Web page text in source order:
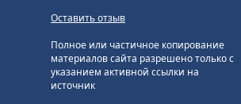
Оставить отзыв
Полное или частичное копирование
материалов сайта разрешено только с
указанием активной ссылки на
источник